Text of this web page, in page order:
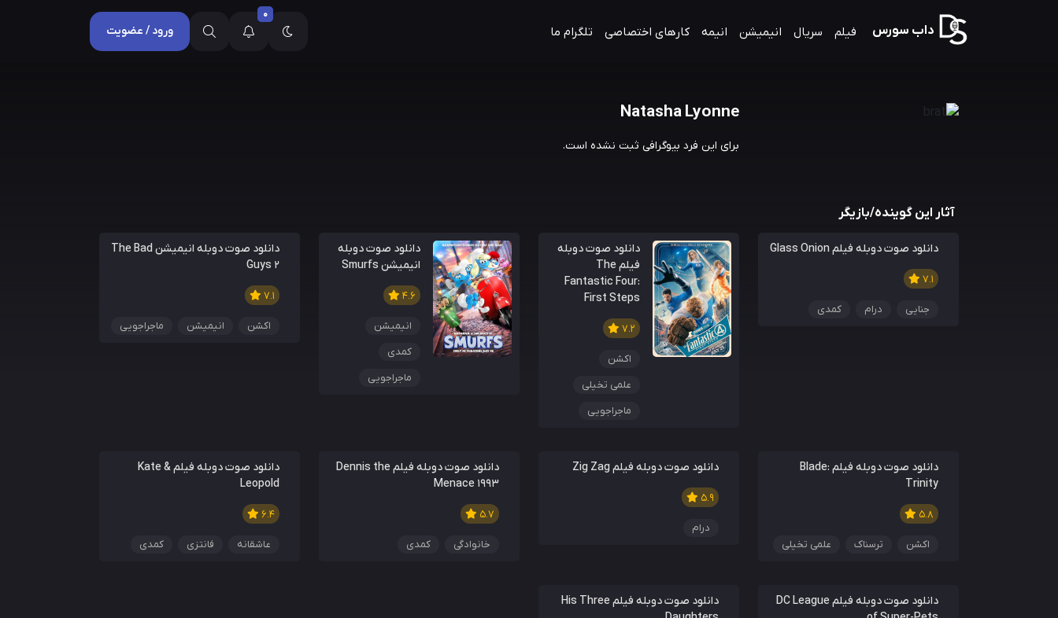
داب سورس فیلم سریال انیمیشن انیمه کارهای اختصاصی تلگرام ما
0
ورود / عضویت
Natasha Lyonne
برای این فرد بیوگرافی ثبت نشده است.
آثار این گوینده/بازیگر
دانلود صوت دوبله فیلم Glass Onion
7.1
جنایی درام کمدی
دانلود صوت دوبله
فیلم The
Fantastic Four:
First Steps
7.2
اکشن
علمی تخیلی
ماجراجویی
دانلود صوت دوبله
انیمیشن Smurfs
4.6
انیمیشن
کمدی
ماجراجویی
دانلود صوت دوبله انیمیشن The Bad
Guys 2
7.1
اکشن انیمیشن ماجراجویی
دانلود صوت دوبله فیلم Blade:
Trinity
5.8
اکشن ترسناک علمی تخیلی
دانلود صوت دوبله فیلم Zig Zag
5.9
درام
دانلود صوت دوبله فیلم Dennis the
Menace 1993
5.7
خانوادگی کمدی
دانلود صوت دوبله فیلم Kate &
Leopold
6.4
عاشقانه فانتزی کمدی
دانلود صوت دوبله فیلم DC League
دانلود صوت دوبله فیلم His Three